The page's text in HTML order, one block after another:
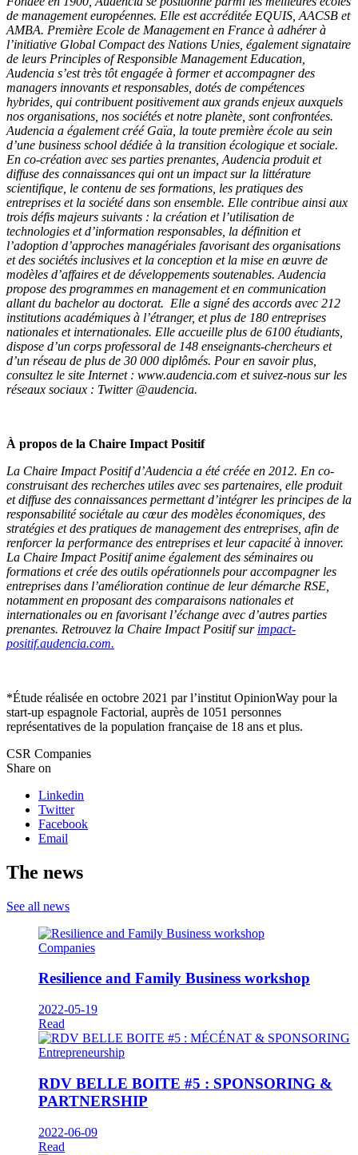
de management européennes. Elle est accréditée EQUIS, AACSB et
AMBA. Première Ecole de Management en France à adhérer à
l’initiative Global Compact des Nations Unies, également signataire
de leurs Principles of Responsible Management Education,
Audencia s’est très tôt engagée à former et accompagner des
managers innovants et responsables, dotés de compétences
hybrides, qui contribuent positivement aux grands enjeux auxquels
nos organisations, nos sociétés et notre planète, sont confrontées.
Audencia a également créé Gaïa, la toute première école au sein
d’une business school dédiée à la transition écologique et sociale.
En co-création avec ses parties prenantes, Audencia produit et
diffuse des connaissances qui ont un impact sur la littérature
scientifique, le contenu de ses formations, les pratiques des
entreprises et la société dans son ensemble. Elle contribue ainsi aux
trois défis majeurs suivants : la création et l’utilisation de
technologies et d’information responsables, la définition et
l’adoption d’approches managériales favorisant des organisations
et des sociétés inclusives et la conception et la mise en œuvre de
modèles d’affaires et de développements soutenables. Audencia
propose des programmes en management et en communication
allant du bachelor au doctorat. Elle a signé des accords avec 212
institutions académiques à l’étranger, et plus de 180 entreprises
nationales et internationales. Elle accueille plus de 6100 étudiants,
dispose d’un corps professoral de 148 enseignants-chercheurs et
d’un réseau de plus de 30 000 diplômés. Pour en savoir plus,
consultez le site Internet : www.audencia.com et suivez-nous sur les
réseaux sociaux : Twitter @audencia.
À propos de la Chaire Impact Positif
La Chaire Impact Positif d’Audencia a été créée en 2012. En co-
construisant des recherches utiles avec ses partenaires, elle produit
et diffuse des connaissances permettant d’intégrer les principes de la
responsabilité sociétale au cœur des modèles économiques, des
stratégies et des pratiques de management des entreprises, afin de
renforcer la performance des entreprises et leur capacité à innover.
La Chaire Impact Positif anime également des séminaires ou
formations et crée des outils opérationnels pour accompagner les
entreprises dans l’amélioration continue de leur démarche RSE,
notamment en proposant des comparaisons nationales et
internationales ou en favorisant l’échange avec d’autres parties
prenantes. Retrouvez la Chaire Impact Positif sur impact-
positif.audencia.com.
*Étude réalisée en octobre 2021 par l’institut OpinionWay pour la
start-up espagnole Factorial, auprès de 1051 personnes
représentatives de la population française de 18 ans et plus.
CSR Companies
Share on
Linkedin
Twitter
Facebook
Email
The news
See all news
Companies
Resilience and Family Business workshop
2022-05-19
Read
Entrepreneurship
RDV BELLE BOITE #5 : SPONSORING &
PARTNERSHIP
2022-06-09
Read